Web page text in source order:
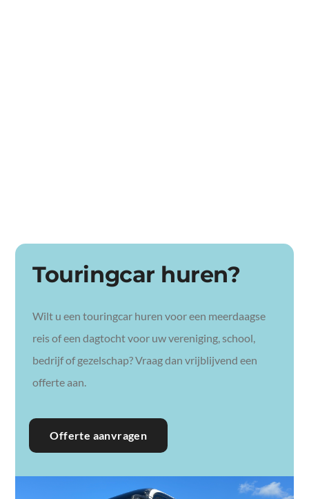
Touringcar huren?
Wilt u een touringcar huren voor een meerdaagse
reis of een dagtocht voor uw vereniging, school,
bedrijf of gezelschap? Vraag dan vrijblijvend een
offerte aan.
Offerte aanvragen